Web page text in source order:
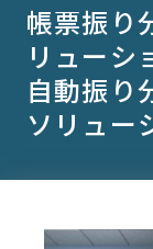
帳票振り
リューシ
自動振
ソリュー